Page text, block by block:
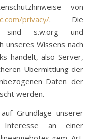
von
privacy/. Die
sind s.w.org und
unseres Wissens nach
handelt, also Server,
Übermittlung der
Daten der
werden.
Grundlage unserer
Interesse an einer